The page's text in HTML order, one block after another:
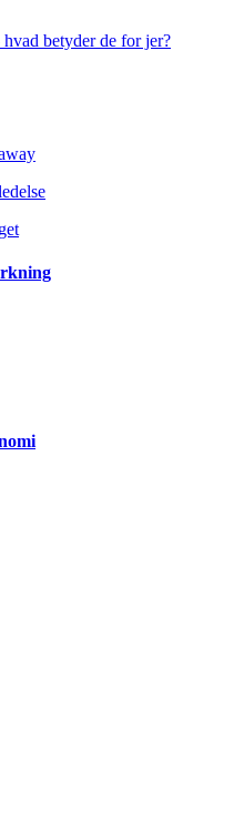
betyder de for jer?